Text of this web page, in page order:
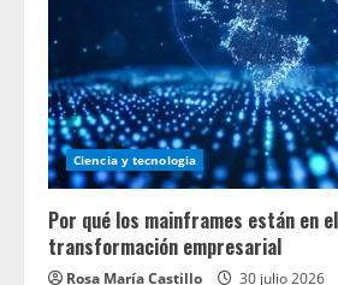
Ciencia y tecnologia
Por qué los mainframes están en
transformación empresarial
Rosa María Castillo 30 julio 2026